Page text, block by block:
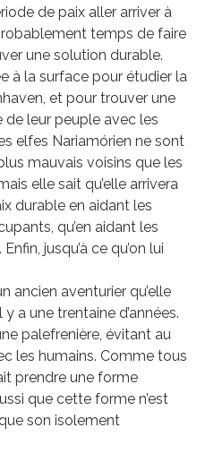
de paix aller arriver à
temps de faire
une solution durable.
à la surface pour étudier la
et pour trouver une
leur peuple avec les
elfes Nariamórien ne sont
mauvais voisins que les
elle sait qu’elle arrivera
durable en aidant les
qu’en aidant les
jusqu’à ce qu’on lui
ancien aventurier qu’elle
a une trentaine d’années.
palefrenière, évitant au
les humains. Comme tous
prendre une forme
que cette forme n’est
son isolement